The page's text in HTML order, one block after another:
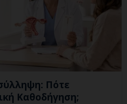
Πότε
Καθοδήγηση;